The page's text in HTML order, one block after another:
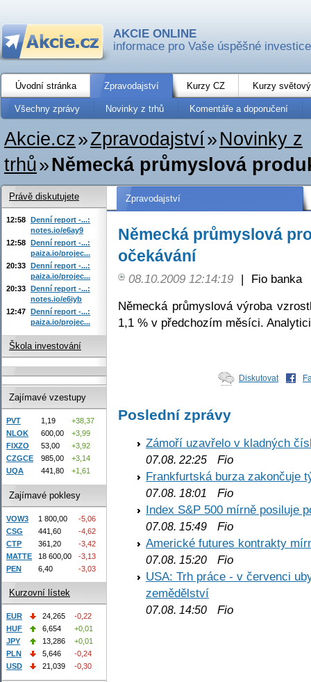
AKCIE ONLINE
informace pro Vaše úspěšné investice
Úvodní stránka Zpravodajství Kurzy CZ Kurzy
Všechny zprávy Novinky z trhů Komentáře a doporučení
Akcie.cz»Zpravodajství» Novinky z
trhů»Německá průmyslová
Zpravodajství
Německá průmyslová
očekávání
08.10.2009 12:14:19 |
Fio banka
Německá průmyslová výroba
1,1 % v předchozím měsíci.
Diskutovat
Poslední zprávy
Zámoří uzavřelo v kladných
07.08. 22:25 Fio
Frankfurtská burza zakončuje
07.08. 18:01
Fio
Index S&P 500 mírně posiluje
07.08. 15:49 Fio
Americké futures kontrakty
07.08. 15:20 Fio
USA: Trh práce - v červenci
zemědělství
07.08. 14:50 Fio
Právě diskutujete
12:58 Denní report -...:
notes.io/e6ay9
12:58 Denní report -...:
paiza.io/projec...
20:33 Denní report -...:
paiza.io/projec...
20:33 Denní report -...:
notes.io/e6iyb
12:47 Denní report -...:
paiza.io/projec...
Škola investování
Zajímavé vzestupy
PVT 1,19
+38,37
NLOK
600,00
+3,99
FIXZO
53,00
+3,92
CZGCE
985,00
+3,14
UQA
441,80 +1,61
Zajímavé poklesy
VOW3 1 800,00
-5,06
CSG
441,60
-4,62
CTP
361,20
-3,42
MATTE
18 600,00
-3,13
PEN
6,40 -3,03
Kurzovní lístek
EUR 24,265
-0,22
HUF
6,654
+0,01
JPY
13,286
+0,01
PLN
5,646
-0,24
USD
21,039 -0,30